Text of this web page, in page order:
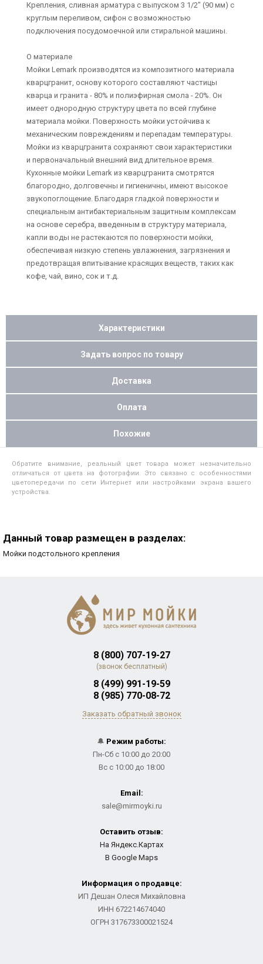
Крепления, сливная арматура с выпуском 3 1/2" (90 мм) с
круглым переливом, сифон с возможностью
подключения посудомоечной или стиральной машины.
О материале
Мойки Lemark производятся из композитного материала
кварцгранит, основу которого составляют частицы
кварца и гранита - 80% и полиэфирная смола - 20%. Он
имеет однородную структуру цвета по всей глубине
материала мойки. Поверхность мойки устойчива к
механическим повреждениям и перепадам температуры.
Мойки из кварцгранита сохраняют свои характеристики
и первоначальный внешний вид длительное время.
Кухонные мойки Lemark из кварцгранита смотрятся
благородно, долговечны и гигиеничны, имеют высокое
звукопоглощение. Благодаря гладкой поверхности и
специальным антибактериальным защитным комплексам
на основе серебра, введенным в структуру материала,
капли воды не растекаются по поверхности мойки,
обеспечивая низкую степень увлажнения, загрязнения и
предотвращая впитывание красящих веществ, таких как
кофе, чай, вино, сок и т.д.
Характеристики
Задать вопрос по товару
Доставка
Оплата
Похожие
Обратите внимание, реальный цвет товара может незначительно
отличаться от цвета на фотографии. Это связано с особенностями
цветопередачи по сети Интернет или настройками экрана вашего
устройства.
Данный товар размещен в разделах:
Мойки подстольного крепления
8 (800) 707-19-27
(звонок бесплатный)
8 (499) 991-19-59
8 (985) 770-08-72
Заказать обратный звонок
🔔 Режим работы:
Пн-Сб с 10:00 до 20:00
Вс с 10:00 до 18:00
Email:
sale@mirmoyki.ru
Оставить отзыв:
На Яндекс.Картах
В Google Maps
Информация о продавце:
ИП Дешан Олеся Михайловна
ИНН 672214674040
ОГРН 317673300021524